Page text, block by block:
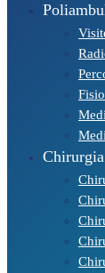
Chirurgia